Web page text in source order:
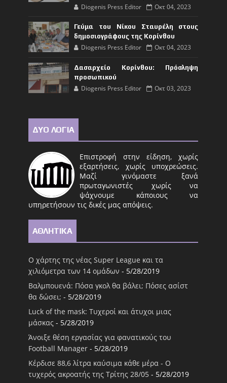
Diogenis Press Editor Οκτ 04, 2023
Γεύμα του Νίκου Σταυρέλη στους
δημοσιογράφους της Κορίνθου
Diogenis Press Editor Οκτ 04, 2023
Δασαρχείο Κορίνθου: Πρόσληψη
προσωπικού
Diogenis Press Editor Οκτ 03, 2023
ΔΥΟ ΛΟΓΙΑ
Επιστροφή στην είδηση, χωρίς
εξαρτήσεις, χωρίς υποχρεώσεις.
Μαζί γινόμαστε ξανά
πρωταγωνιστές χωρίς να
ψάχνουμε κάποιους να
υπηρετήσουν τις δικές μας απόψεις.
ΑΘΛΗΤΙΚΑ
Ο χάρτης της νέας Super League και τα
χιλιόμετρα των 14 ομάδων - 5/28/2019
Βαλμπουενά: Πόσα γκολ θα βάλει; Πόσες ασίστ
θα δώσει; - 5/28/2019
Luck of the mask: Τυχεροί και άτυχοι μιας
μάσκας - 5/28/2019
Άνοιξε θέση εργασίας για φανατικούς του
Football Μanager - 5/28/2019
Κέρδισε 88,6 λίτρα καύσιμα κάθε μέρα - Ο
τυχερός ακροατής της Τρίτης 28/05 - 5/28/2019